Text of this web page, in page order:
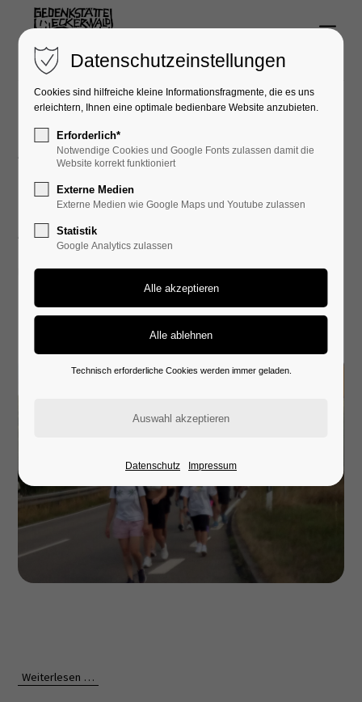
Login
Passwort
Anmelden
Lost your password?
Lorem ipsum dolor sit amet:
We offer support for our customers
Mon - Fri 8:00am - 5:00pm
(GMT +1)
Get in touch
Menu
Aktuelles
August 2022
16. Aug, 2022
Erasmusstudenten auf
Exkursion in den Eckerwald
Weiterlesen …
Datenschutzeinstellungen
Cookies sind hilfreiche kleine Informationsfragmente, die es uns
erleichtern, Ihnen eine optimale bedienbare Website anzubieten.
Erforderlich*
Notwendige Cookies und Google Fonts zulassen damit die
Website korrekt funktioniert
Externe Medien
Externe Medien wie Google Maps und Youtube zulassen
Statistik
Google Analytics zulassen
Technisch erforderliche Cookies werden immer geladen.
Datenschutz Impressum